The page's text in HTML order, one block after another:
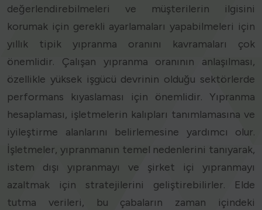
değerlendirebilmeleri ve müşterilerin ilgisini
korumak için gerekli ayarlamaları yapabilmeleri için
yıllık tipik yıpranma oranını kavramaları çok
önemlidir. Çalışan yıpranma oranının anlaşılması,
özellikle yüksek işgücü devrinin olduğu sektörlerde
performans kıyaslaması için önemlidir. Yıpranma
hesaplaması, işletmelerin kalıpları tanımlamasına ve
iyileştirme alanlarını belirlemesine yardımcı olur.
İşletmeler, yıpranmanın temel nedenlerini tanıyarak,
istem dışı yıpranmayı ve şirket içi yıpranmayı
azaltmak için stratejilerini geliştirebilirler. Elde
tutma verileri, bu çabaların zaman içindeki